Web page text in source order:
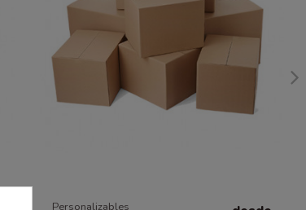
Personalizables